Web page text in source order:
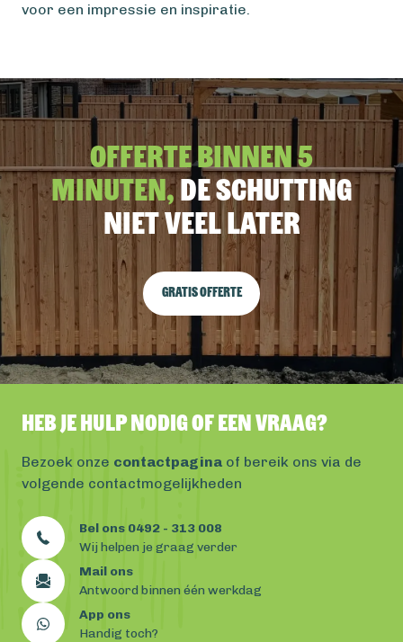
voor een impressie en inspiratie.
Offerte binnen 5
minuten,De schutting
niet veel later
Gratis offerte
Heb je hulp nodig of een vraag?
Bezoek onze contactpagina of bereik ons via de
volgende contactmogelijkheden
Bel ons 0492 - 313 008
Wij helpen je graag verder
Mail ons
Antwoord binnen één werkdag
App ons
Handig toch?